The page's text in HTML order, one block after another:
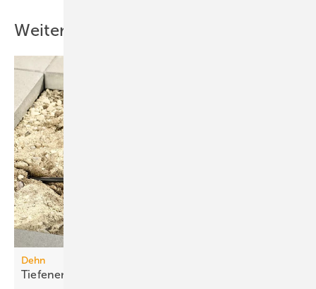
Weitere Inhalte
Dehn
Tiefenerder-Set für die